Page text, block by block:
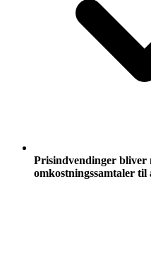
Prisindvendinger bliver
omkostningssamtaler